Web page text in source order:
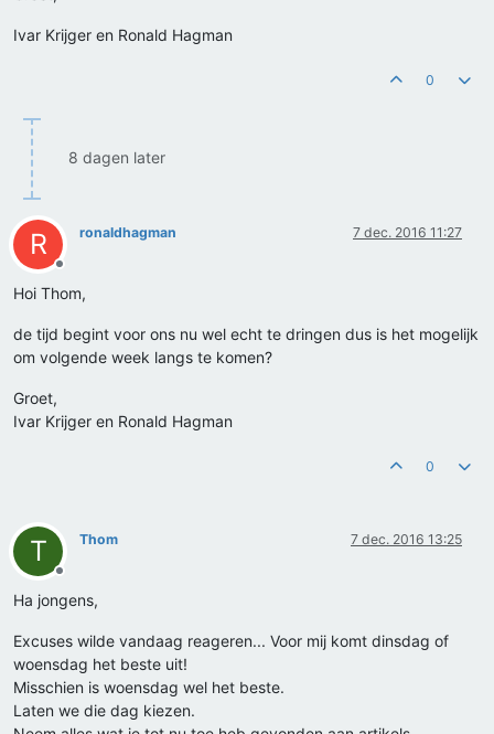
Ivar Krijger en Ronald Hagman
0
8 dagen later
R
Offline
ronaldhagman 7 dec. 2016 11:27
Hoi Thom,
de tijd begint voor ons nu wel echt te dringen dus is het mogelijk
om volgende week langs te komen?
Groet,
Ivar Krijger en Ronald Hagman
0
T
Offline
Thom 7 dec. 2016 13:25
Ha jongens,
Excuses wilde vandaag reageren... Voor mij komt dinsdag of
woensdag het beste uit!
Misschien is woensdag wel het beste.
Laten we die dag kiezen.